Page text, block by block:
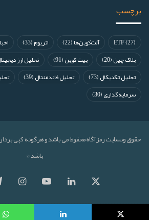
برچسب
ETF(27) آلت‌کوین‌ها(22) اتریوم(33)
بلاک چین(20) بیت کوین(91) تحلیل ارز
تحلیل تکنیکال(73) تحلیل فاندمنتال(39)
سرمایه‌گذاری(30)
حقوق وبسایت رمزآگاه محفوظ می باشد و هرگونه کپی
باشد ©